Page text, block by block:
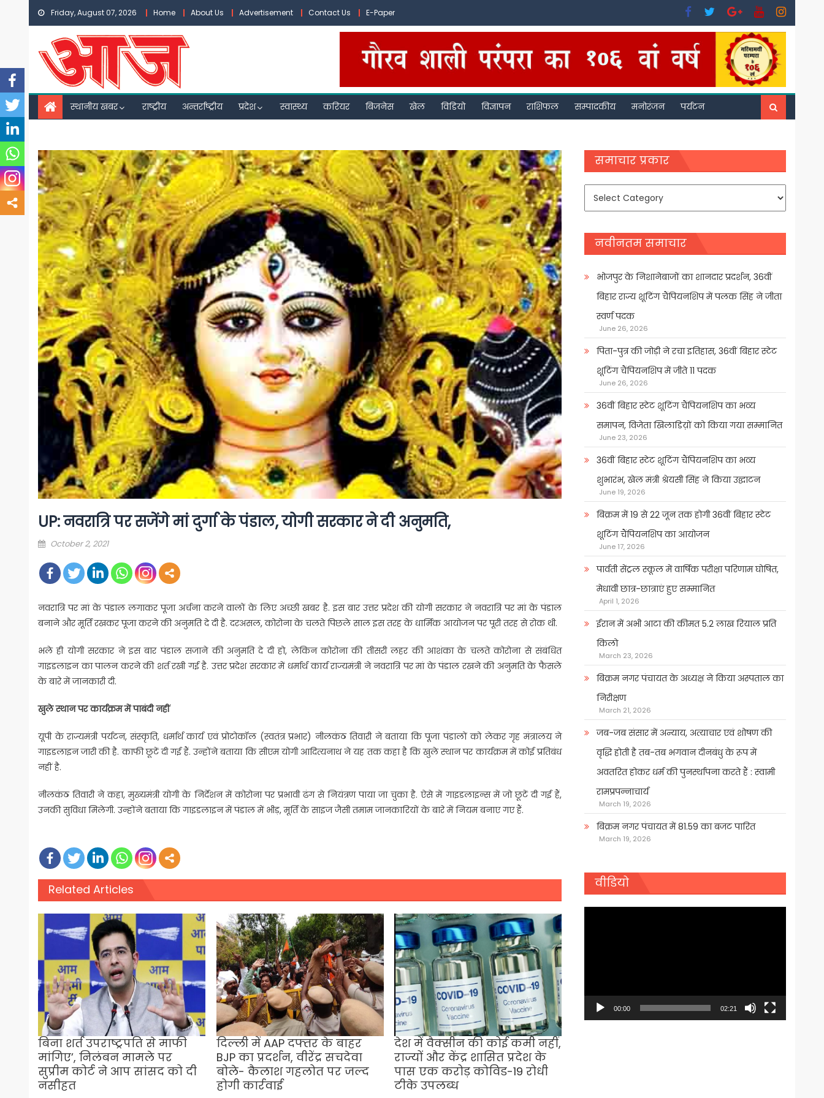
Skip
content
Friday, August 07, 2026 Home About Us Advertisement Contact Us E-Paper
स्थानीय खबर राष्ट्रीय अन्तर्राष्ट्रीय प्रदेश स्वास्थ्य करियर बिजनेस खेल विडियो विज्ञापन राशिफल सम्पादकीय मनोरंजन पर्यटन
UP: नवरात्रि पर सजेंगे मां दुर्गा के पंडाल, योगी सरकार ने दी अनुमति,
Posted
October 2, 2021
नवरात्रि पर मां के पंडाल लगाकर पूजा अर्चना करने वालों के लिए अच्छी खबर है. इस बार उत्तर प्रदेश की योगी सरकार ने नवरात्रि पर मां के पंडाल
बनाने और मूर्ति रखकर पूजा करने की अनुमति दे दी है. दरअसल, कोरोना के चलते पिछले साल इस तरह के धार्मिक आयोजन पर पूरी तरह से रोक थी.
भले ही योगी सरकार ने इस बार पंडाल सजाने की अनुमति दे दी हो, लेकिन कोरोना की तीसरी लहर की आशंका के चलते कोरोना से संबंधित
गाइडलाइन का पालन करने की शर्त रखी गई है. उत्तर प्रदेश सरकार में धर्मार्थ कार्य राज्यमंत्री ने नवरात्रि पर मां के पंडाल रखने की अनुमति के फैसले
के बारे में जानकारी दी.
खुले स्थान पर कार्यक्रम में पाबंदी नहीं
यूपी के राज्यमंत्री पर्यटन, संस्कृति, धर्मार्थ कार्य एवं प्रोटोकॉल (स्वतंत्र प्रभार) नीलकंठ तिवारी ने बताया कि पूजा पंडालों को लेकर गृह मंत्रालय ने
गाइडलाइन जारी की है. काफी छूटें दी गई हैं. उन्होंने बताया कि सीएम योगी आदित्यनाथ ने यह तक कहा है कि खुले स्थान पर कार्यक्रम में कोई प्रतिबंध
नहीं है.
नीलकंठ तिवारी ने कहा, मुख्यमंत्री योगी के निर्देशन में कोरोना पर प्रभावी ढंग से नियंत्रण पाया जा चुका है. ऐसे में गाइडलाइन्स में जो छूटें दी गई हैं,
उनकी सुविधा मिलेगी. उन्होंने बताया कि गाइडलाइन में पंडाल में भीड़, मूर्ति के साइज जैसी तमाम जानकारियों के बारे में नियम बनाए गए हैं.
Related Articles
बिना शर्त उपराष्ट्रपति से माफी
मांगिए’, निलंबन मामले पर
सुप्रीम कोर्ट ने आप सांसद को दी
नसीहत
दिल्ली में AAP दफ्तर के बाहर
BJP का प्रदर्शन, वीरेंद्र सचदेवा
बोले- कैलाश गहलोत पर जल्द
होगी कार्रवाई
देश में वैक्सीन की कोई कमी नहीं,
राज्यों और केंद्र शासित प्रदेश के
पास एक करोड़ कोविड-19 रोधी
टीके उपलब्ध
समाचार प्रकार
समाचार
नवीनतम समाचार
भोजपुर के निशानेबाजों का शानदार प्रदर्शन, 36वीं
बिहार राज्य शूटिंग चैंपियनशिप में पलक सिंह ने जीता
स्वर्ण पदक
June 26, 2026
पिता-पुत्र की जोड़ी ने रचा इतिहास, 36वीं बिहार स्टेट
शूटिंग चैंपियनशिप में जीते 11 पदक
June 26, 2026
36वीं बिहार स्टेट शूटिंग चैंपियनशिप का भव्य
समापन, विजेता खिलाडिय़ों को किया गया सम्मानित
June 23, 2026
36वीं बिहार स्टेट शूटिंग चैंपियनशिप का भव्य
शुभारंभ, खेल मंत्री श्रेयसी सिंह ने किया उद्घाटन
June 19, 2026
बिक्रम में 19 से 22 जून तक होगी 36वीं बिहार स्टेट
शूटिंग चैंपियनशिप का आयोजन
June 17, 2026
पार्वती सेंट्रल स्कूल में वार्षिक परीक्षा परिणाम घोषित,
मेधावी छात्र-छात्राएं हुए सम्मानित
April 1, 2026
ईरान में अभी आटा की कीमत 5.2 लाख रियाल प्रति
किलो
March 23, 2026
बिक्रम नगर पंचायत के अध्यक्ष ने किया अस्पताल का
निरीक्षण
March 21, 2026
जब-जब संसार में अन्याय, अत्याचार एवं शोषण की
वृद्धि होती है तब-तब भगवान दीनबंधु के रूप में
अवतरित होकर धर्म की पुनर्स्थापना करते हैं : स्वामी
रामप्रपन्नाचार्य
March 19, 2026
बिक्रम नगर पंचायत में 81.59 का बजट पारित
March 19, 2026
वीडियो
00:00 02:21